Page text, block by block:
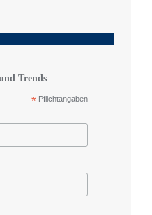
Trends
* Pflichtangaben